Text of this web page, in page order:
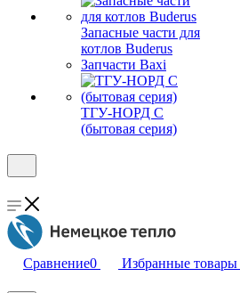
Запасные части для
котлов Buderus
Запчасти Baxi
ТГУ-НОРД С
(бытовая серия)
Сравнение0 Избранные товары